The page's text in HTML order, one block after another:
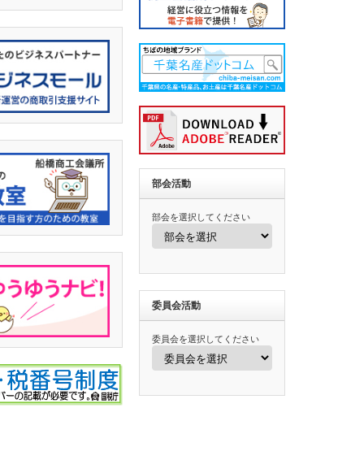
部会活動
部会を選択してください
委員会活動
委員会を選択してください